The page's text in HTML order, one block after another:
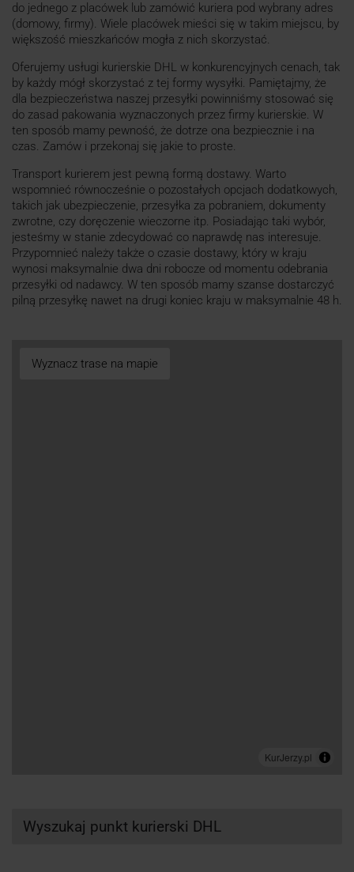
do jednego z placówek lub zamówić kuriera pod wybrany adres
(domowy, firmy). Wiele placówek mieści się w takim miejscu, by
większość mieszkańców mogła z nich skorzystać.
Oferujemy usługi kurierskie DHL w konkurencyjnych cenach, tak
by każdy mógł skorzystać z tej formy wysyłki. Pamiętajmy, że
dla bezpieczeństwa naszej przesyłki powinniśmy stosować się
do zasad pakowania wyznaczonych przez firmy kurierskie. W
ten sposób mamy pewność, że dotrze ona bezpiecznie i na
czas. Zamów i przekonaj się jakie to proste.
Transport kurierem jest pewną formą dostawy. Warto
wspomnieć równocześnie o pozostałych opcjach dodatkowych,
takich jak ubezpieczenie, przesyłka za pobraniem, dokumenty
zwrotne, czy doręczenie wieczorne itp. Posiadając taki wybór,
jesteśmy w stanie zdecydować co naprawdę nas interesuje.
Przypomnieć należy także o czasie dostawy, który w kraju
wynosi maksymalnie dwa dni robocze od momentu odebrania
przesyłki od nadawcy. W ten sposób mamy szanse dostarczyć
pilną przesyłkę nawet na drugi koniec kraju w maksymalnie 48 h.
Wyznacz trase na mapie
Wyszukaj punkt kurierski DHL